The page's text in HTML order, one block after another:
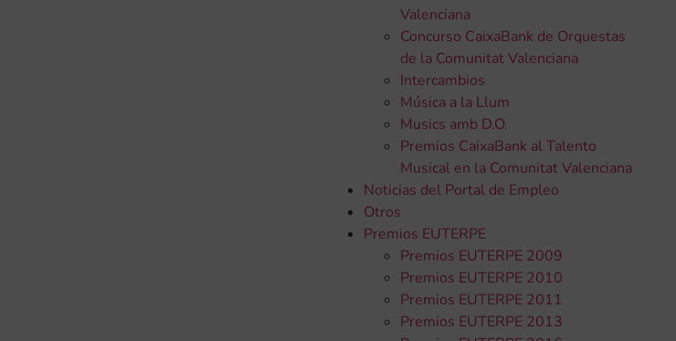
Valenciana
Concurso CaixaBank de Orquestas
de la Comunitat Valenciana
Intercambios
Música a la Llum
Musics amb D.O.
Premios CaixaBank al Talento
Musical en la Comunitat Valenciana
Noticias del Portal de Empleo
Otros
Premios EUTERPE
Premios EUTERPE 2009
Premios EUTERPE 2010
Premios EUTERPE 2011
Premios EUTERPE 2013